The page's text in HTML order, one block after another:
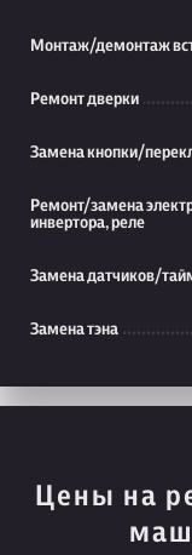
Монтаж/демонтаж
Ремонт дверки
Замена кнопки/
Ремонт/замена
инвертора, реле
Замена датчиков/
Замена тэна
Цены на